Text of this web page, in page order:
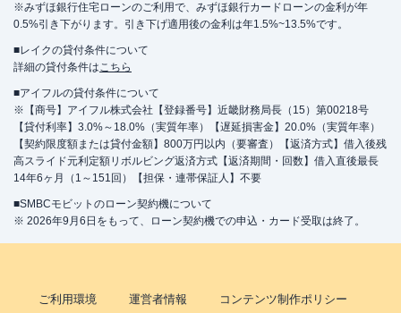
※みずほ銀行住宅ローンのご利用で、みずほ銀行カードローンの金利が年
0.5%引き下がります。引き下げ適用後の金利は年1.5%~13.5%です。
■レイクの貸付条件について
詳細の貸付条件はこちら
■アイフルの貸付条件について
※【商号】アイフル株式会社【登録番号】近畿財務局長（15）第00218号
【貸付利率】3.0%～18.0%（実質年率）【遅延損害金】20.0%（実質年率）
【契約限度額または貸付金額】800万円以内（要審査）【返済方式】借入後残
高スライド元利定額リボルビング返済方式【返済期間・回数】借入直後最長
14年6ヶ月（1～151回）【担保・連帯保証人】不要
■SMBCモビットのローン契約機について
※ 2026年9月6日をもって、ローン契約機での申込・カード受取は終了。
ご利用環境 運営者情報
コンテンツ制作ポリシー